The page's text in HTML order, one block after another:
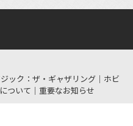
ック：ザ・ギャザリング｜ホビ
ついて｜重要なお知らせ